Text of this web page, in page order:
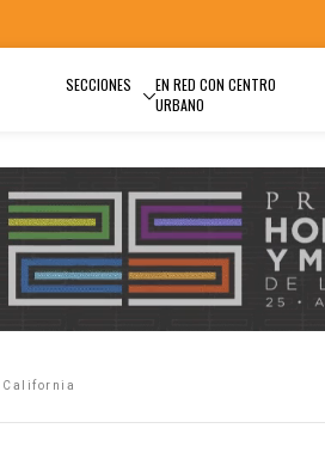
SECCIONES
EN RED CON CENTRO
URBANO
California